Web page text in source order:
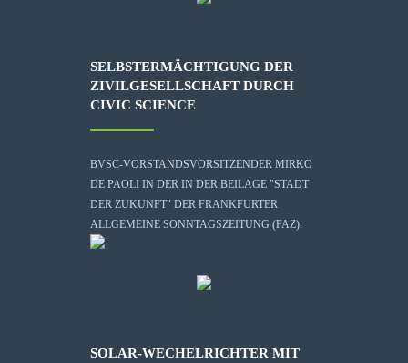
SELBSTERMÄCHTIGUNG DER
ZIVILGESELLSCHAFT DURCH
CIVIC SCIENCE
BVSC-VORSTANDSVORSITZENDER MIRKO
DE PAOLI IN DER IN DER BEILAGE "STADT
DER ZUKUNFT" DER FRANKFURTER
ALLGEMEINE SONNTAGSZEITUNG (FAZ):
SOLAR-WECHELRICHTER MIT